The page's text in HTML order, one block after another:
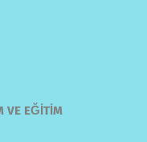
VE EĞİTİM